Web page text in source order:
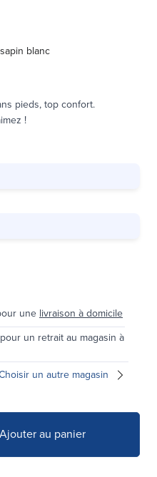
blanc
pieds, top confort.
!
une livraison à domicile
pour un retrait au magasin à
un autre magasin
Ajouter au panier